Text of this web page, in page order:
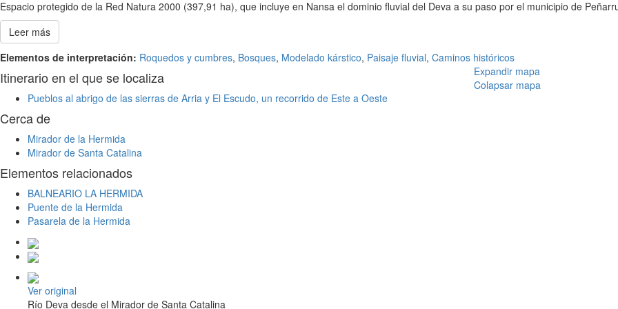
Espacio protegido de la Red Natura 2000 (397,91 ha), que incluye en Nansa el dominio fluvial del Deva a su paso por el municipio de
Leer más
Elementos de interpretación: Roquedos y cumbres, Bosques, Modelado kárstico, Paisaje fluvial, Caminos históricos
Itinerario en el que se localiza
Pueblos al abrigo de las sierras de Arria y El Escudo, un recorrido de Este a Oeste
Cerca de
Mirador de la Hermida
Mirador de Santa Catalina
Elementos relacionados
BALNEARIO LA HERMIDA
Puente de la Hermida
Pasarela de la Hermida
Expandir mapa
Colapsar mapa
Ver original
Río Deva desde el Mirador de Santa Catalina